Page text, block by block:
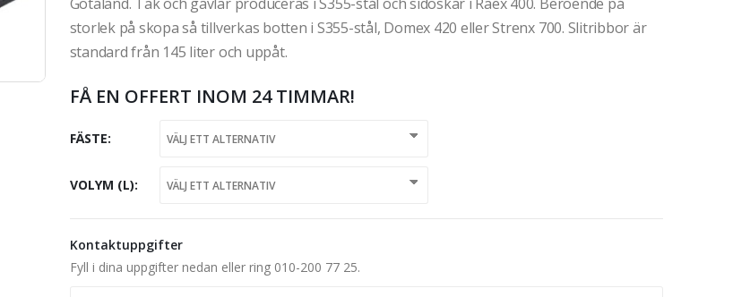
storlek på skopa så tillverkas botten i S355-stål, Domex 420 eller Strenx 700. Slitribbor är
standard från 145 liter och uppåt.
FÅ EN OFFERT INOM 24 TIMMAR!
FÄSTE
VOLYM (L)
Kontaktuppgifter
Fyll i dina uppgifter nedan eller ring 010-200 77 25.